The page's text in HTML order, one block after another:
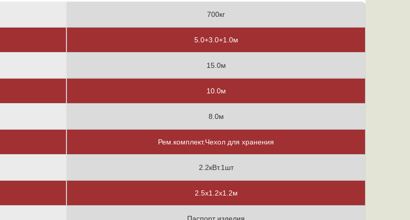
700кг
5.0+3.0+1.0м
15.0м
10.0м
8.0м
Рем.комплект.Чехол для хранения
2.2кВт.1шт
2.5х1.2х1.2м